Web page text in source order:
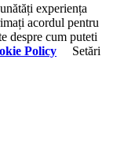
experiența
acordul pentru
despre cum puteti
Policy
Setări